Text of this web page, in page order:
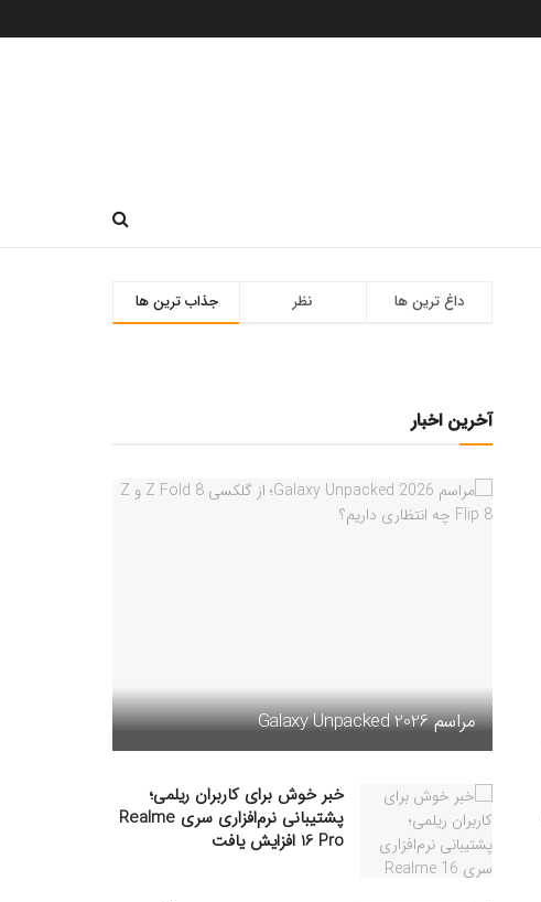
جذاب ترین ها نظر داغ ترین ها
آخرین اخبار
مراسم Galaxy Unpacked 2026
خبر خوش برای کاربران ریلمی؛
پشتیبانی نرم‌افزاری سری Realme
16 Pro افزایش یافت